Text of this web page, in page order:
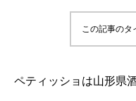
この記事のタ
ペティッショは山形県